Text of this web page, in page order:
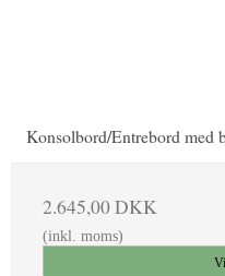
Konsolbord/Entrebord med
2.645,00 DKK
(inkl. moms)